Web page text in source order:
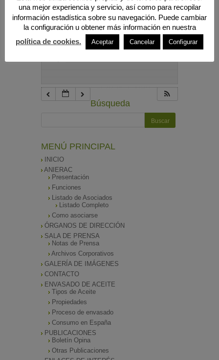
10:00 pm
Búsqueda
MENÚ PRINCIPAL
INICIO
ANIERAC
Presentación
Funciones
Listado de Asociados
Listado Completo
Como asociarse
ÓRGANOS DE DIRECCIÓN
SALA DE PRENSA
Notas de Prensa
Archivos Corporativos
GALERÍA DE IMÁGENES
CONTACTO
ENVASADO DE ACEITE
Tipos de Aceite
Propiedades
Proceso de envasado
Consumo en España
PUBLICACIONES
Boletín Opina
Otras Publicaciones
una mejor experiencia y servicio, así como para recopilar
información estadística sobre su navegación. Puede cambiar
la configuración u obtener más información en nuestra
política de cookies.
Aceptar Cancelar Configurar